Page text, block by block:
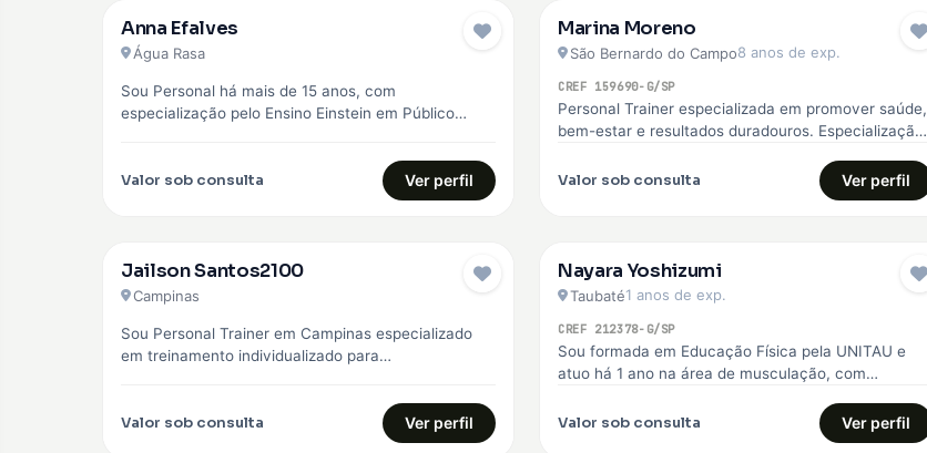
Anna Efalves
Água Rasa
Sou Personal há mais de 15 anos, com
especialização pelo Ensino Einstein em Público
Valor sob consulta Ver perfil
Marina Moreno
São Bernardo do Campo8 anos de exp.
CREF 159690-G/SP
Personal Trainer especializada em promover saúde,
bem-estar e resultados duradouros. Especialização
da qualidade de…
Valor sob consulta Ver perfil
Jailson Santos2100
Campinas
Sou Personal Trainer em Campinas especializado
em treinamento individualizado para
muscular. Trabalho com alunos iniciantes e…
Valor sob consulta Ver perfil
Nayara Yoshizumi
Taubaté1 anos de exp.
CREF 212378-G/SP
Sou formada em Educação Física pela UNITAU e
atuo há 1 ano na área de musculação, com
Valor sob consulta Ver perfil